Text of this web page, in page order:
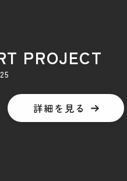
PROJECT
詳細を見る